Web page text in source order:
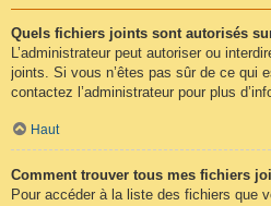
Quels fichiers joints sont autorisés
L’administrateur peut autoriser ou
joints. Si vous n’êtes pas sûr de ce qui
contactez l’administrateur pour plus
Haut
Comment trouver tous mes fichiers
Pour accéder à la liste des fichiers que